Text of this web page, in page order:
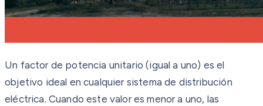
Un factor de potencia unitario (igual a uno) es el
objetivo ideal en cualquier sistema de distribución
eléctrica. Cuando este valor es menor a uno, las